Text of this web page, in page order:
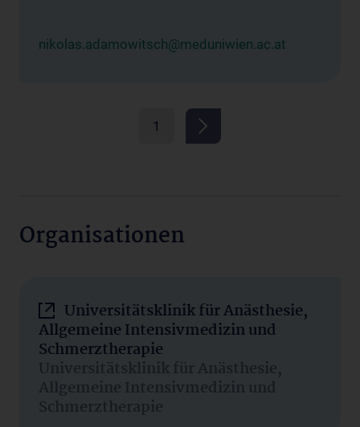
nikolas.adamowitsch@meduniwien.ac.at
1
Organisationen
Universitätsklinik für Anästhesie,
Allgemeine Intensivmedizin und
Schmerztherapie
Universitätsklinik für Anästhesie,
Allgemeine Intensivmedizin und
Schmerztherapie